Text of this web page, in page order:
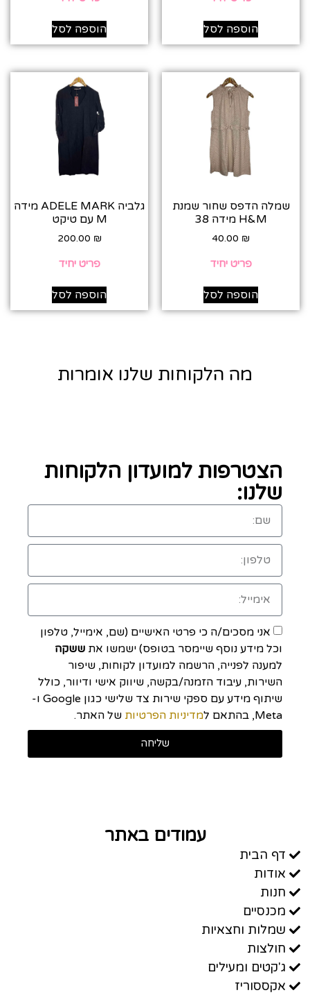
הוספה לסל הוספה לסל
שמלה הדפס שחור שמנת
H&M מידה 38
40.00 ₪
פריט יחיד
הוספה לסל
גלביה ADELE MARK מידה
M עם טיקט
200.00 ₪
פריט יחיד
הוספה לסל
מה הלקוחות שלנו אומרות
הצטרפות למועדון הלקוחות
שלנו:
אני מסכים/ה כי פרטי האישיים (שם, אימייל, טלפון
וכל מידע נוסף שיימסר בטופס) ישמשו את ששקה
למענה לפנייה, הרשמה למועדון לקוחות, שיפור
השירות, עיבוד הזמנה/בקשה, שיווק אישי ודיוור, כולל
שיתוף מידע עם ספקי שירות צד שלישי כגון Google ו-
Meta, בהתאם ל
מדיניות הפרטיות של האתר.
שליחה
עמודים באתר
דף הבית
אודות
חנות
מכנסיים
שמלות וחצאיות
חולצות
ג'קטים ומעילים
אקססוריז